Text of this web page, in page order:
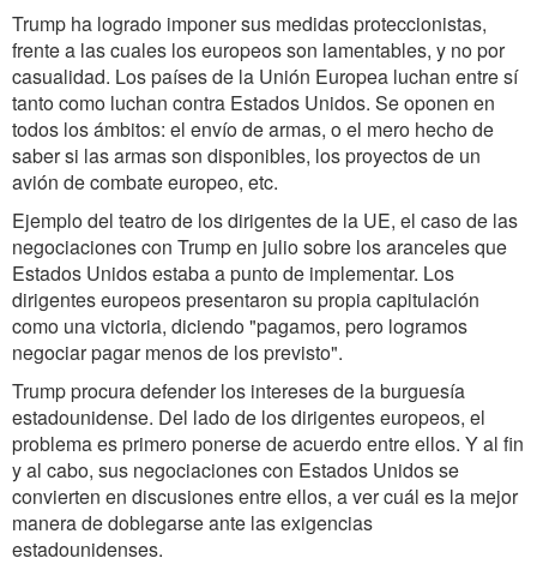
Trump ha logrado imponer sus medidas proteccionistas,
frente a las cuales los europeos son lamentables, y no por
casualidad. Los países de la Unión Europea luchan entre sí
tanto como luchan contra Estados Unidos. Se oponen en
todos los ámbitos: el envío de armas, o el mero hecho de
saber si las armas son disponibles, los proyectos de un
avión de combate europeo, etc.
Ejemplo del teatro de los dirigentes de la UE, el caso de las
negociaciones con Trump en julio sobre los aranceles que
Estados Unidos estaba a punto de implementar. Los
dirigentes europeos presentaron su propia capitulación
como una victoria, diciendo "pagamos, pero logramos
negociar pagar menos de los previsto".
Trump procura defender los intereses de la burguesía
estadounidense. Del lado de los dirigentes europeos, el
problema es primero ponerse de acuerdo entre ellos. Y al fin
y al cabo, sus negociaciones con Estados Unidos se
convierten en discusiones entre ellos, a ver cuál es la mejor
manera de doblegarse ante las exigencias
estadounidenses.